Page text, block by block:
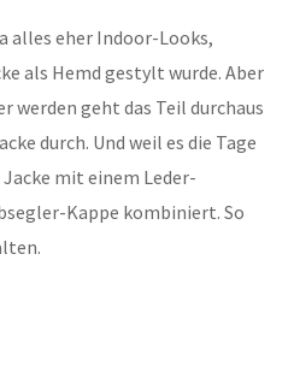
alles eher Indoor-Looks,
als Hemd gestylt wurde. Aber
werden geht das Teil durchaus
durch. Und weil es die Tage
mit einem Leder-
Kappe kombiniert. So